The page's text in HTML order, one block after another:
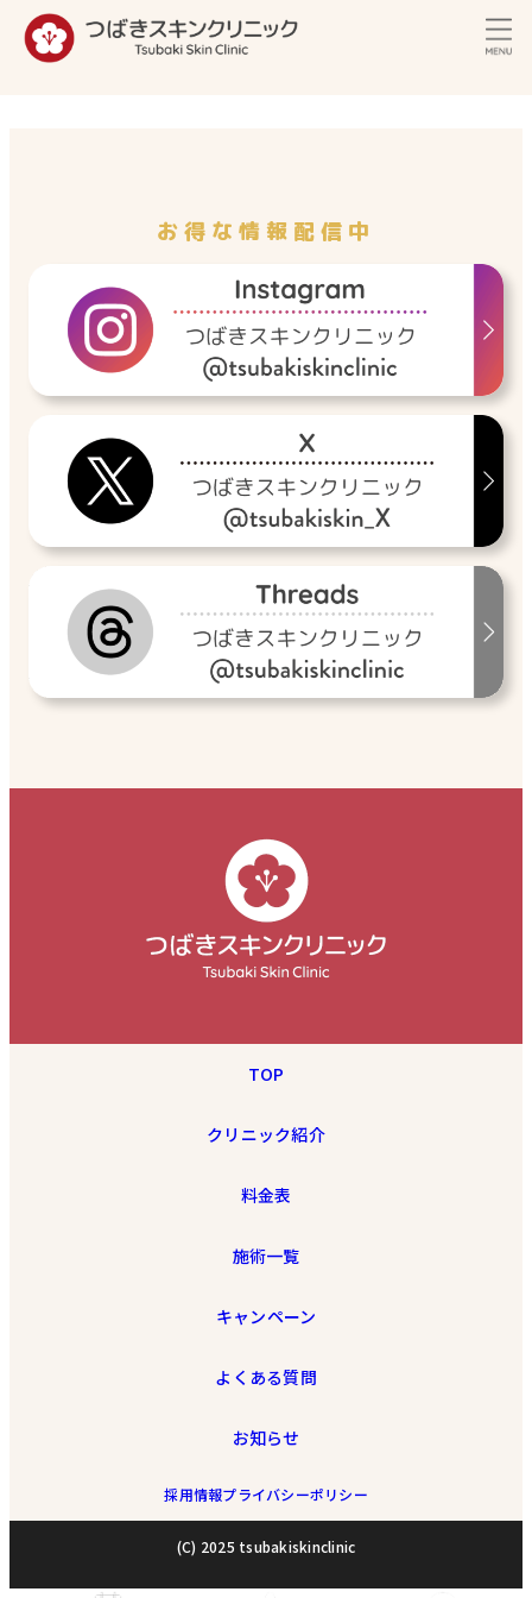
内
容
お得な情報配信中
TOP
クリニック紹介
料金表
施術一覧
キャンペーン
よくある質問
お知らせ
採用情報プライバシーポリシー
(C) 2025 tsubakiskinclinic